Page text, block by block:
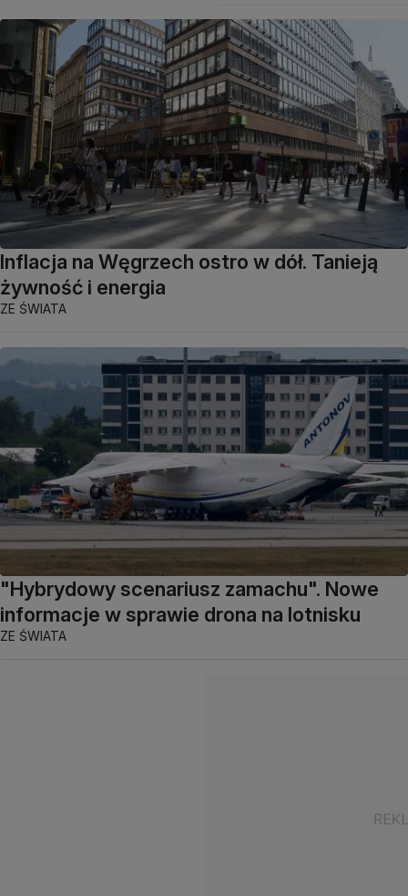
Inflacja na Węgrzech ostro w dół. Tanieją
żywność i energia
ZE ŚWIATA
"Hybrydowy scenariusz zamachu". Nowe
informacje w sprawie drona na lotnisku
ZE ŚWIATA